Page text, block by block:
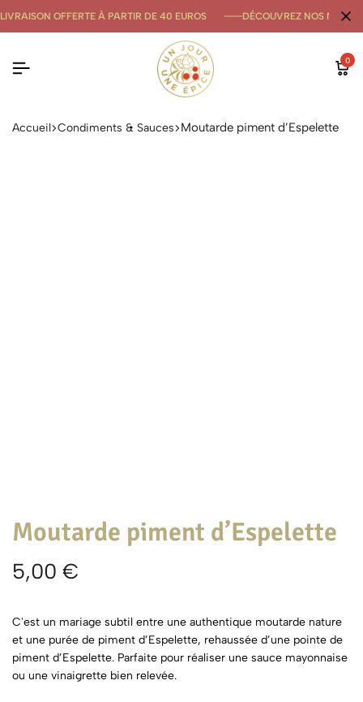
LIVRAISON OFFERTE À PARTIR DE 40 EUROS DÉCOUVREZ NOS
0
Accueil Condiments & Sauces Moutarde piment d’Espelette
Moutarde piment d’Espelette
5,00 €
C'est un mariage subtil entre une authentique moutarde nature
et une purée de piment d’Espelette, rehaussée d’une pointe de
piment d’Espelette. Parfaite pour réaliser une sauce mayonnaise
ou une vinaigrette bien relevée.